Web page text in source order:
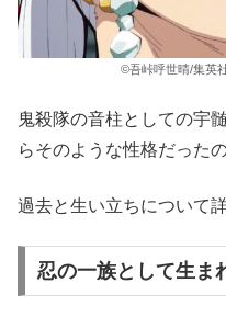
©吾峠呼世晴/集英
鬼殺隊の音柱としての宇
らそのような性格だった
過去と生い立ちについて
忍の一族として生ま